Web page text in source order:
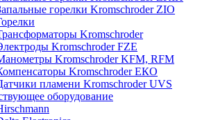
горелки Kromschroder ZIO
Kromschroder
Kromschroder FZE
Kromschroder KFM, RFM
Kromschroder ЕКО
пламени Kromschroder UVS
оборудование